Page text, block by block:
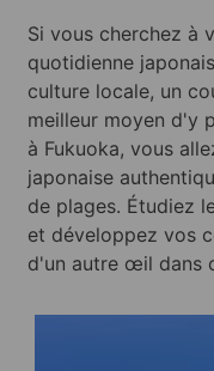
Si vous cherchez à
quotidienne
culture locale, un
meilleur moyen d'y
à Fukuoka, vous
japonaise
de plages. Étudiez
et développez vos
d'un autre œil dans